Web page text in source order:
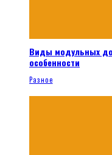
Виды модульных
особенности
Разное